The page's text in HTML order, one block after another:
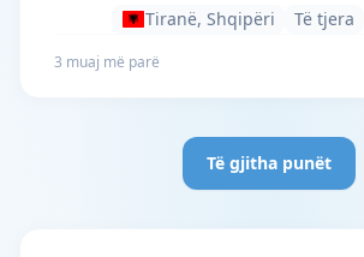
Tiranë, Shqipëri
Të tjera
3 muaj më parë
Të gjitha punët